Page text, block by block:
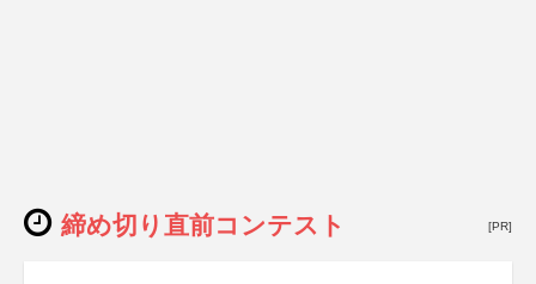
締め切り直前コンテスト [PR]